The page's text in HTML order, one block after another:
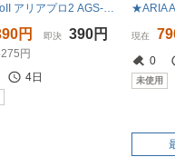
円 即決 390円
円
4日
現在
0
未使用